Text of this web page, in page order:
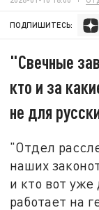
ПОДПИШИТЕСЬ:
"Свечные
кто и за
не для
"Отдел
наших
и кто вот уже
работает на